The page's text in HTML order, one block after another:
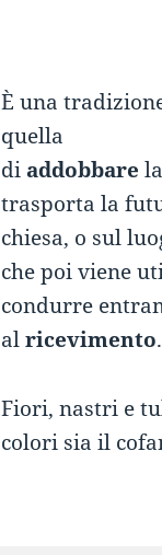
È una
quella
di addobbare
trasporta la
chiesa, o sul
che poi viene
condurre
alricevimento.
Fiori, nastri e
colori sia il